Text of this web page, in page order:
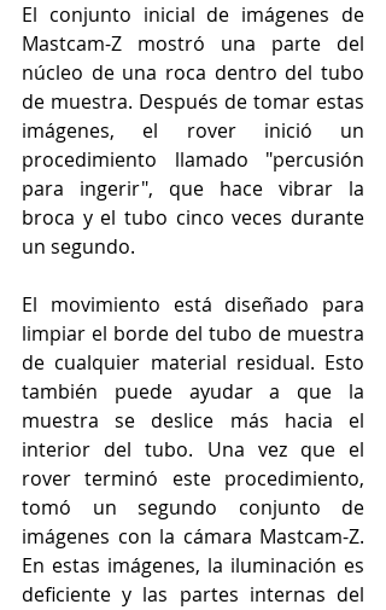
El conjunto inicial de imágenes de
Mastcam-Z mostró una parte del
núcleo de una roca dentro del tubo
de muestra. Después de tomar estas
imágenes, el rover inició un
procedimiento llamado "percusión
para ingerir", que hace vibrar la
broca y el tubo cinco veces durante
un segundo.
El movimiento está diseñado para
limpiar el borde del tubo de muestra
de cualquier material residual. Esto
también puede ayudar a que la
muestra se deslice más hacia el
interior del tubo. Una vez que el
rover terminó este procedimiento,
tomó un segundo conjunto de
imágenes con la cámara Mastcam-Z.
En estas imágenes, la iluminación es
deficiente y las partes internas del